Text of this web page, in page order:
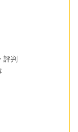
評判